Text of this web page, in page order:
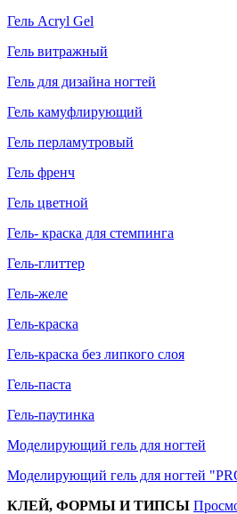
Гель Acryl Gel
Гель витражный
Гель для дизайна ногтей
Гель камуфлирующий
Гель перламутровый
Гель френч
Гель цветной
Гель- краска для стемпинга
Гель-глиттер
Гель-желе
Гель-краска
Гель-краска без липкого слоя
Гель-паста
Гель-паутинка
Моделирующий гель для ногтей
Моделирующий гель для ногтей
КЛЕЙ, ФОРМЫ И ТИПСЫ